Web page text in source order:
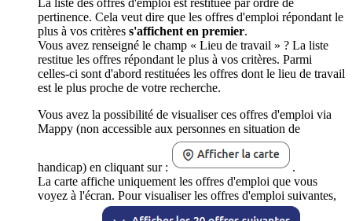
La liste des offres d'emploi est restituée par ordre de
pertinence. Cela veut dire que les offres d'emploi répondant le
plus à vos critères s'affichent en premier.
Vous avez renseigné le champ « Lieu de travail » ? La liste
restitue les offres répondant le plus à vos critères. Parmi
celles-ci sont d'abord restituées les offres dont le lieu de travail
est le plus proche de votre recherche.
Vous avez la possibilité de visualiser ces offres d'emploi via
Mappy (non accessible aux personnes en situation de
handicap) en cliquant sur :
.
La carte affiche uniquement les offres d'emploi que vous
voyez à l'écran. Pour visualiser les offres d'emploi suivantes,